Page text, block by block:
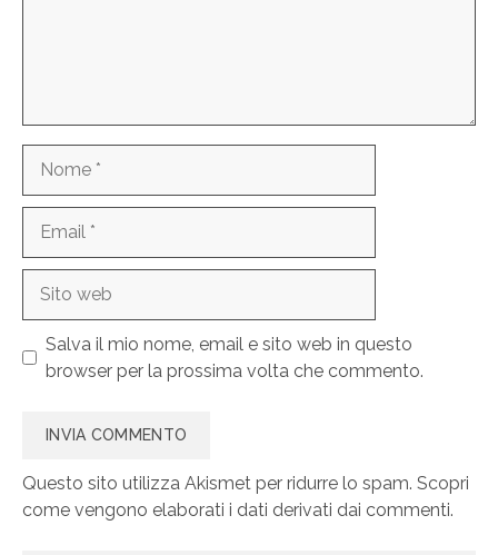
web
Salva il mio nome, email e sito web in questo
browser per la prossima volta che commento.
Questo sito utilizza Akismet per ridurre lo spam. Scopri
come vengono elaborati i dati derivati dai commenti.